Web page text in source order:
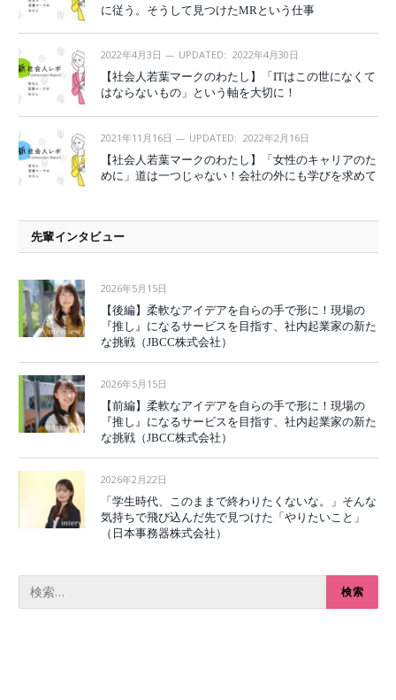
に従う。そうして見つけたMRという仕事
2022年4月3日 UPDATED: 2022年4月30日
【社会人若葉マークのわたし】「ITはこの世になくて
はならないもの」という軸を大切に！
2021年11月16日 UPDATED: 2022年2月16日
【社会人若葉マークのわたし】「女性のキャリアのた
めに」道は一つじゃない！会社の外にも学びを求めて
先輩インタビュー
2026年5月15日
【後編】柔軟なアイデアを自らの手で形に！現場の
『推し』になるサービスを目指す、社内起業家の新た
な挑戦（JBCC株式会社）
2026年5月15日
【前編】柔軟なアイデアを自らの手で形に！現場の
『推し』になるサービスを目指す、社内起業家の新た
な挑戦（JBCC株式会社）
2026年2月22日
「学生時代、このままで終わりたくないな。」そんな
気持ちで飛び込んだ先で見つけた「やりたいこと」
（日本事務器株式会社）